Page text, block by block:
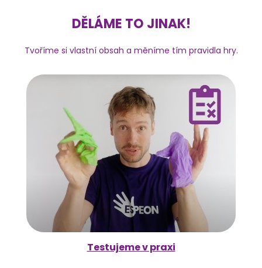
DĚLÁME TO JINAK!
Tvoříme si vlastní obsah a měníme tím pravidla hry.
Testujeme v praxi